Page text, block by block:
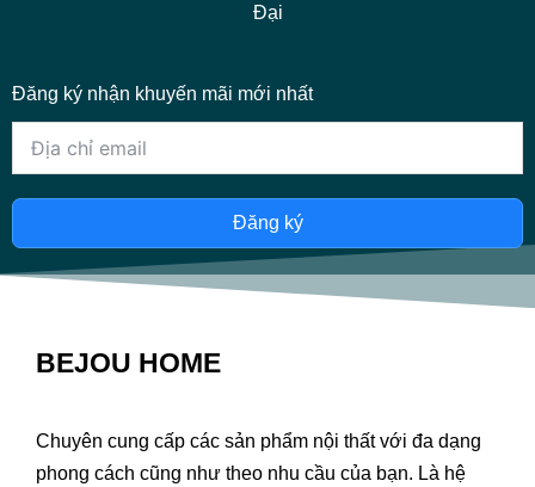
Đại
Đăng ký nhận khuyến mãi mới nhất
Đăng ký
BEJOU HOME
Chuyên cung cấp các sản phẩm nội thất với đa dạng
phong cách cũng như theo nhu cầu của bạn. Là hệ